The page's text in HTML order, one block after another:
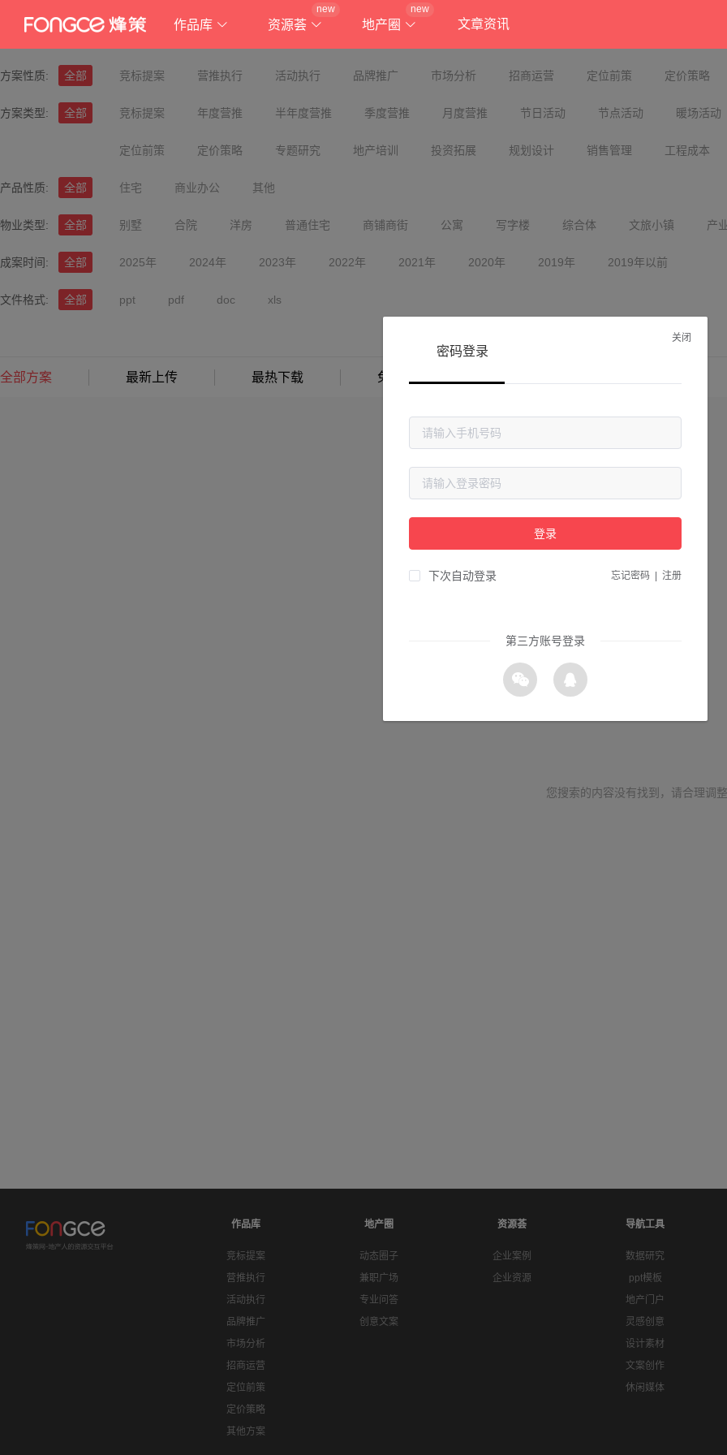
作品库 资源荟
new
地产圈
new
文章资讯
方案性质: 全部 竞标提案 营推执行 活动执行 品牌推广 市场分析 招商运营 定位前策 定价策略
方案类型: 全部 竞标提案 年度营推 半年度营推 季度营推 月度营推 节日活动 节点活动 暖场活动
定位前策 定价策略 专题研究 地产培训 投资拓展 规划设计 销售管理 工程成本
产品性质: 全部 住宅 商业办公 其他
物业类型: 全部 别墅 合院 洋房 普通住宅 商铺商街 公寓 写字楼 综合体 文旅小镇 产
成案时间: 全部 2025年 2024年 2023年 2022年 2021年 2020年 2019年 2019年以前
文件格式: 全部 ppt pdf doc xls
全部方案 最新上传 最热下载 免费专区
您搜索的内容没有找到，请合理调
作品库
竞标提案
营推执行
活动执行
品牌推广
市场分析
招商运营
定位前策
定价策略
其他方案
地产圈
动态圈子
兼职广场
专业问答
创意文案
资源荟
企业案例
企业资源
导航工具
数据研究
ppt模板
地产门户
灵感创意
设计素材
文案创作
休闲媒体
关闭
密码登录
登录
下次自动登录 忘记密码 注册
第三方账号登录